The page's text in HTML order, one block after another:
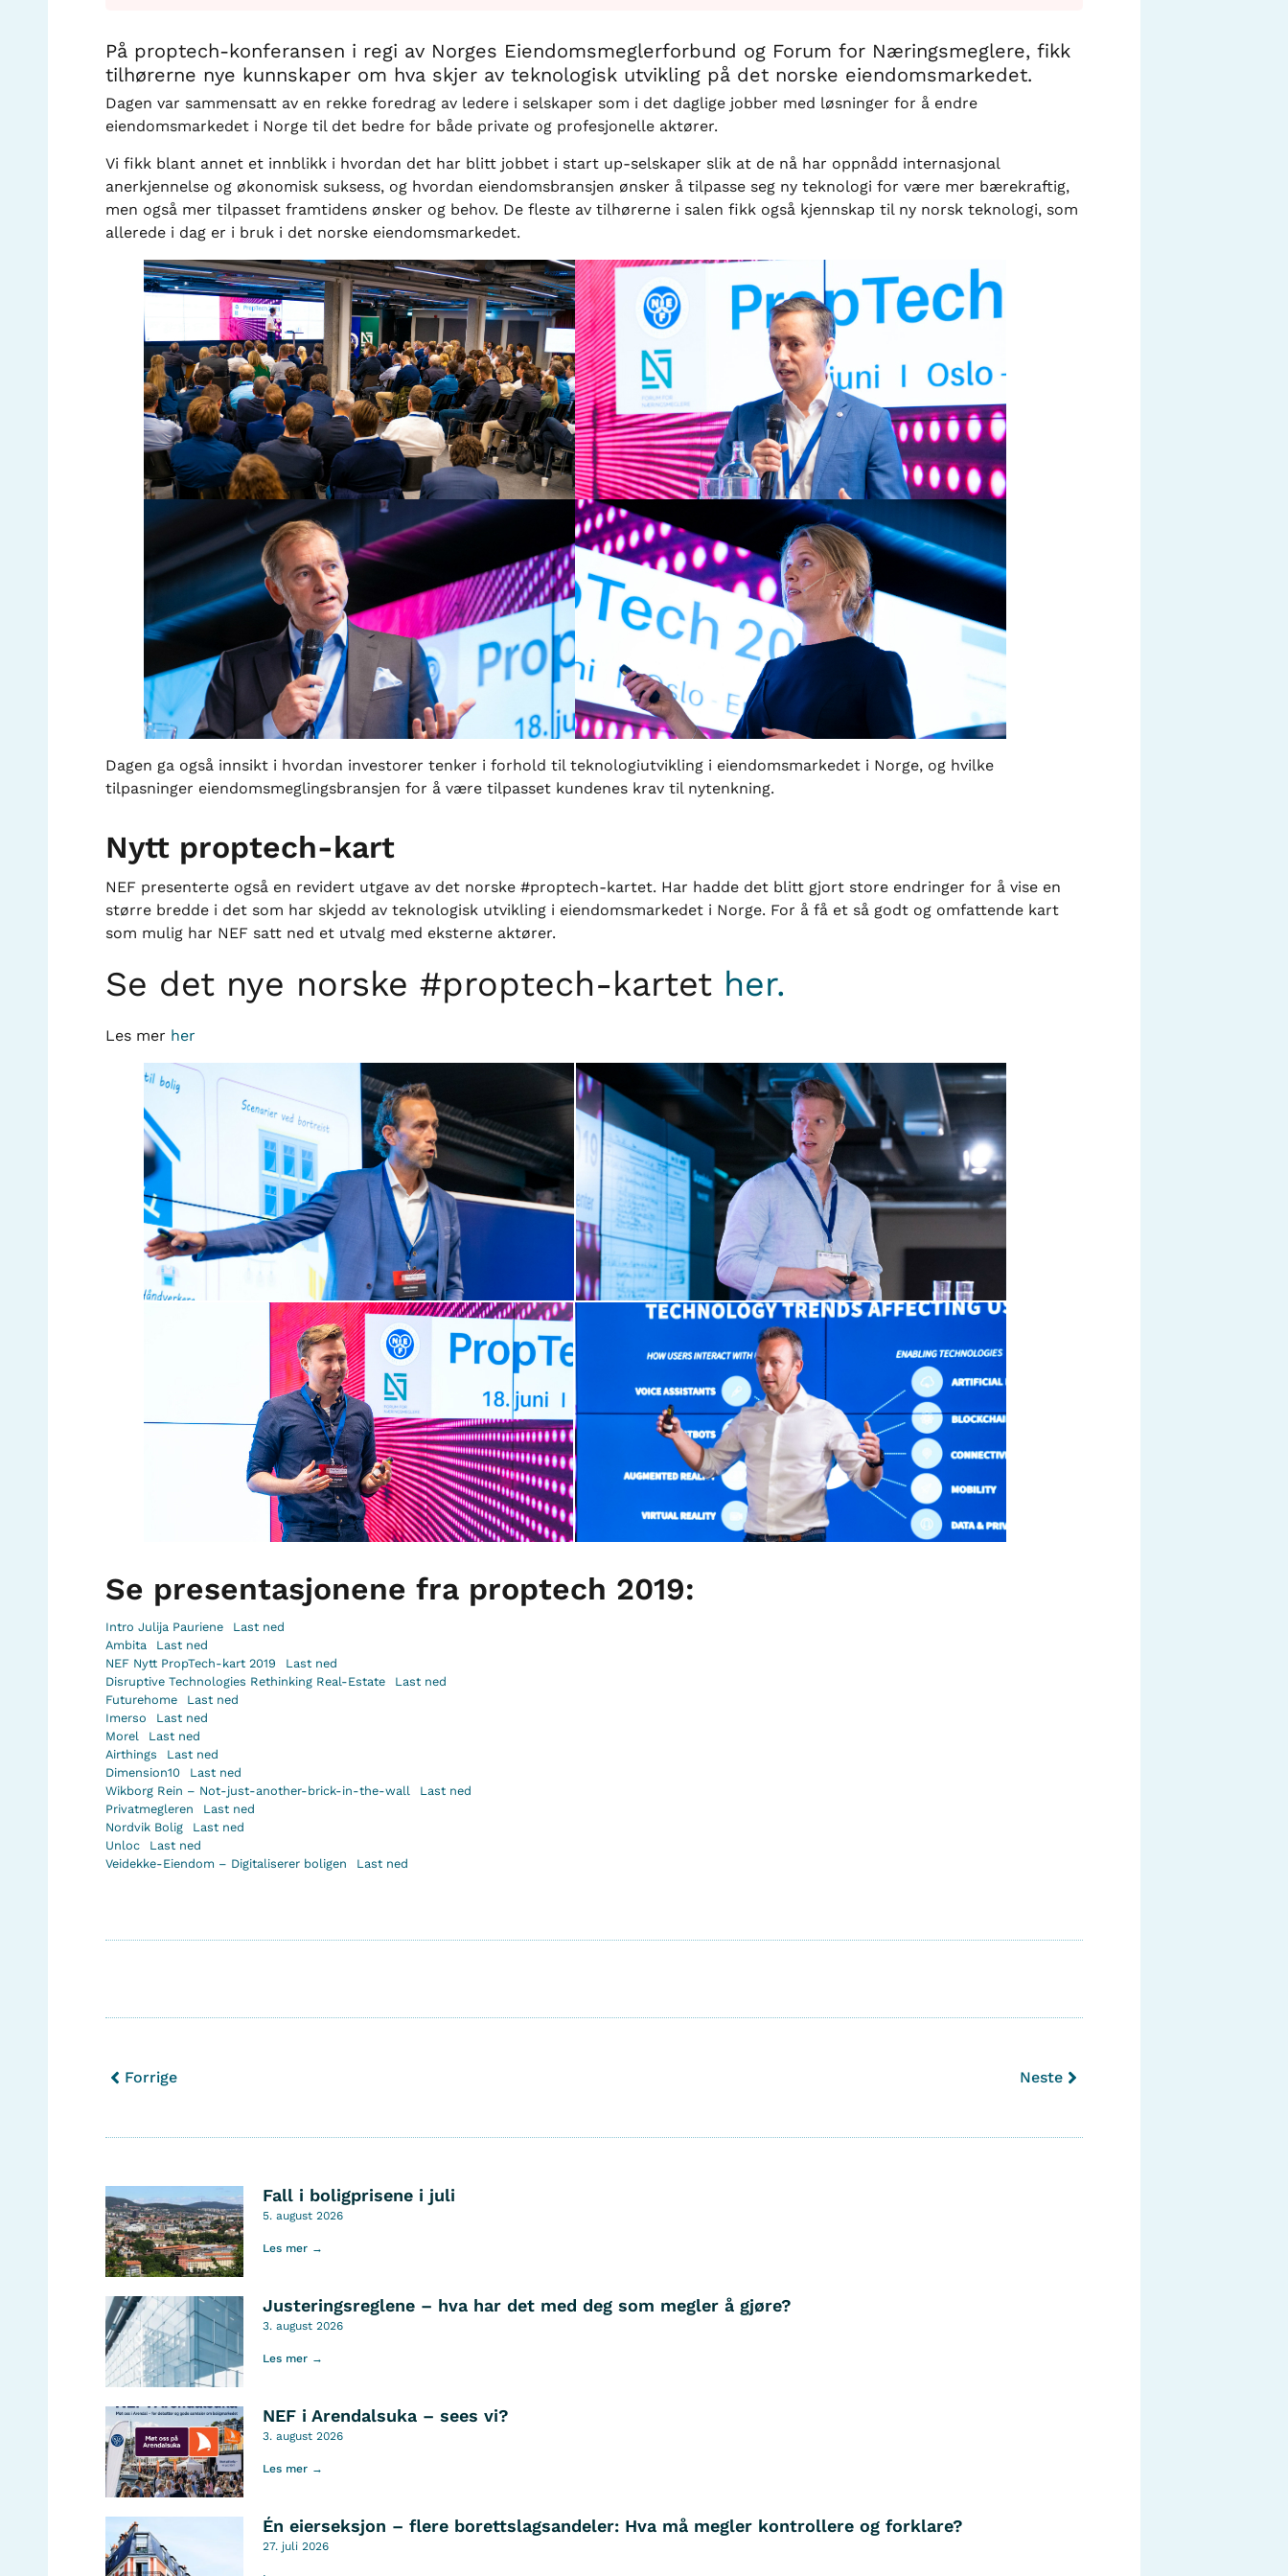
På proptech-konferansen i regi av Norges Eiendomsmeglerforbund og Forum for Næringsmeglere, fikk
tilhørerne nye kunnskaper om hva skjer av teknologisk utvikling på det norske eiendomsmarkedet.
Dagen var sammensatt av en rekke foredrag av ledere i selskaper som i det daglige jobber med løsninger for å endre
eiendomsmarkedet i Norge til det bedre for både private og profesjonelle aktører.
Vi fikk blant annet et innblikk i hvordan det har blitt jobbet i start up-selskaper slik at de nå har oppnådd internasjonal
anerkjennelse og økonomisk suksess, og hvordan eiendomsbransjen ønsker å tilpasse seg ny teknologi for være mer bærekraftig,
men også mer tilpasset framtidens ønsker og behov. De fleste av tilhørerne i salen fikk også kjennskap til ny norsk teknologi, som
allerede i dag er i bruk i det norske eiendomsmarkedet.
Dagen ga også innsikt i hvordan investorer tenker i forhold til teknologiutvikling i eiendomsmarkedet i Norge, og hvilke
tilpasninger eiendomsmeglingsbransjen for å være tilpasset kundenes krav til nytenkning.
Nytt proptech-kart
NEF presenterte også en revidert utgave av det norske #proptech-kartet. Har hadde det blitt gjort store endringer for å vise en
større bredde i det som har skjedd av teknologisk utvikling i eiendomsmarkedet i Norge. For å få et så godt og omfattende kart
som mulig har NEF satt ned et utvalg med eksterne aktører.
Se det nye norske #proptech-kartet her.
Les mer her
Se presentasjonene fra proptech 2019:
Intro Julija Pauriene
Last ned
Ambita
Last ned
NEF Nytt PropTech-kart 2019
Last ned
Disruptive Technologies Rethinking Real-Estate
Last ned
Futurehome
Last ned
Imerso
Last ned
Morel
Last ned
Airthings
Last ned
Dimension10
Last ned
Wikborg Rein – Not-just-another-brick-in-the-wall
Last ned
Privatmegleren
Last ned
Nordvik Bolig
Last ned
Unloc
Last ned
Veidekke-Eiendom – Digitaliserer boligen
Last ned
Forrige Neste
Fall i boligprisene i juli
5. august 2026
Les mer →
Justeringsreglene – hva har det med deg som megler å gjøre?
3. august 2026
Les mer →
NEF i Arendalsuka – sees vi?
3. august 2026
Les mer →
Én eierseksjon – flere borettslagsandeler: Hva må megler kontrollere og forklare?
27. juli 2026